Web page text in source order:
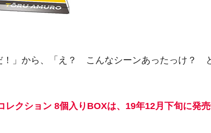
」から、「え？ こんなシーンあったっけ？
クション 8個入りBOXは、19年12月下旬に発売